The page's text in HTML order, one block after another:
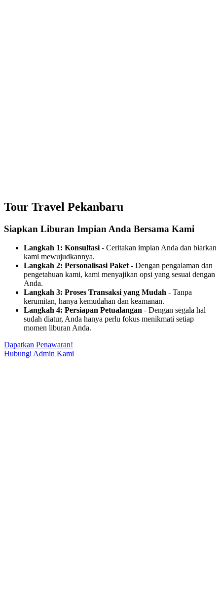
Tour Travel Pekanbaru
Siapkan Liburan Impian Anda Bersama Kami
Langkah 1: Konsultasi- Ceritakan impian Anda dan biarkan
kami mewujudkannya.
Langkah 2: Personalisasi Paket- Dengan pengalaman dan
pengetahuan kami, kami menyajikan opsi yang sesuai dengan
Anda.
Langkah 3: Proses Transaksi yang Mudah - Tanpa
kerumitan, hanya kemudahan dan keamanan.
Langkah 4: Persiapan Petualangan - Dengan segala hal
sudah diatur, Anda hanya perlu fokus menikmati setiap
momen liburan Anda.
Dapatkan Penawaran!
Hubungi Admin Kami